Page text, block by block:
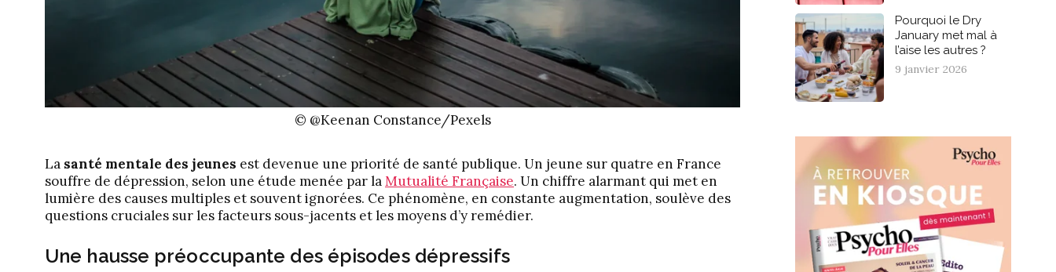
© @Keenan Constance/Pexels
La santé mentale des jeunes est devenue une priorité de santé publique. Un jeune sur quatre en France
souffre de dépression, selon une étude menée par laMutualité Française. Un chiffre alarmant qui met en
lumière des causes multiples et souvent ignorées. Ce phénomène, en constante augmentation, soulève des
questions cruciales sur les facteurs sous-jacents et les moyens d’y remédier.
Une hausse préoccupante des épisodes dépressifs
Pourquoi le Dry
January met mal à
l’aise les autres ?
9 janvier 2026